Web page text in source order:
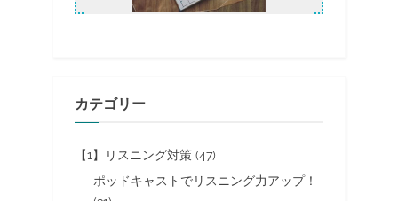
カテゴリー
【1】リスニング対策 (47)
ポッドキャストでリスニング力アップ！